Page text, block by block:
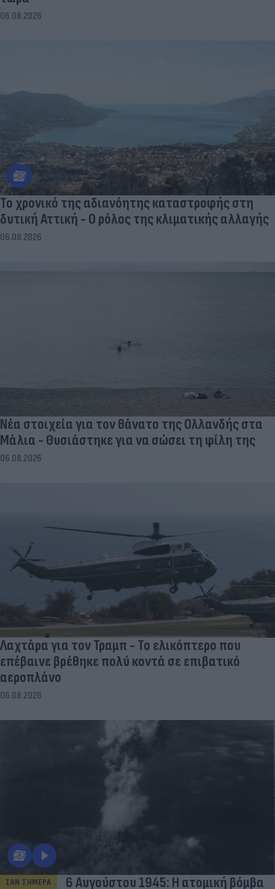
06.08.2026
Το χρονικό της αδιανόητης καταστροφής στη
δυτική Αττική - Ο ρόλος της κλιματικής αλλαγής
06.08.2026
Νέα στοιχεία για τον θάνατο της Ολλανδής στα
Μάλια - Θυσιάστηκε για να σώσει τη φίλη της
06.08.2026
Λαχτάρα για τον Τραμπ - Το ελικόπτερο που
επέβαινε βρέθηκε πολύ κοντά σε επιβατικό
αεροπλάνο
06.08.2026
ΣΑΝ ΣΗΜΕΡΑ
6 Αυγούστου 1945: Η ατομική βόμβα